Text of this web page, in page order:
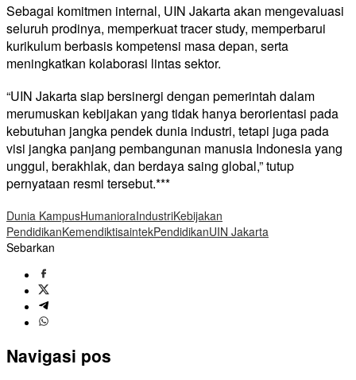
Sebagai komitmen internal, UIN Jakarta akan mengevaluasi
seluruh prodinya, memperkuat tracer study, memperbarui
kurikulum berbasis kompetensi masa depan, serta
meningkatkan kolaborasi lintas sektor.
“UIN Jakarta siap bersinergi dengan pemerintah dalam
merumuskan kebijakan yang tidak hanya berorientasi pada
kebutuhan jangka pendek dunia industri, tetapi juga pada
visi jangka panjang pembangunan manusia Indonesia yang
unggul, berakhlak, dan berdaya saing global,” tutup
pernyataan resmi tersebut.***
Dunia KampusHumanioraIndustriKebijakan
PendidikanKemendiktisaintekPendidikanUIN Jakarta
Sebarkan
Navigasi pos